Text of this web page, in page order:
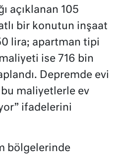
açıklanan 105
bir konutun inşaat
lira; apartman tipi
ise 716 bin
Depremde evi
bu maliyetlerle ev
ifadelerini
bölgelerinde